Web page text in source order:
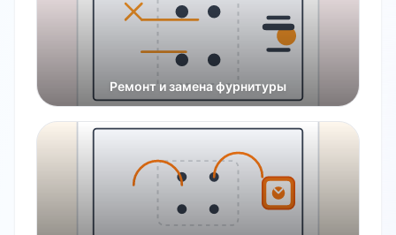
Ремонт и замена фурнитуры